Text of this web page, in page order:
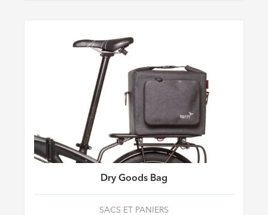
Dry Goods Bag
SACS ET PANIERS